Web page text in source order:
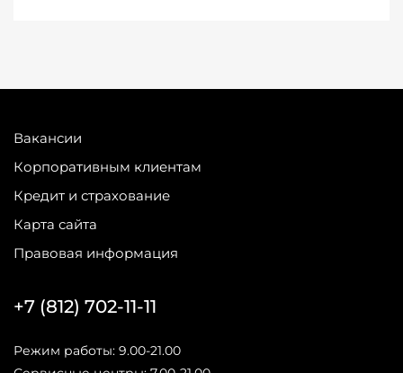
Вакансии
Корпоративным клиентам
Кредит и страхование
Карта сайта
Правовая информация
+7 (812) 702-11-11
Режим работы: 9.00-21.00